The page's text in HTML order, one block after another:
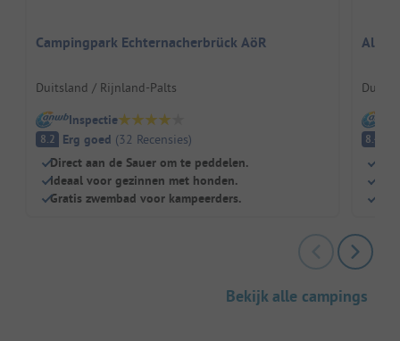
Campingpark Echternacherbrück AöR
Duitsland / Rijnland-Palts
Inspectie
8.2 Erg goed (32 Recensies)
Direct aan de Sauer om te peddelen.
Ideaal voor gezinnen met honden.
Gratis zwembad voor kampeerders.
8.4
Bekijk alle campings